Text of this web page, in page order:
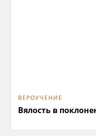
ВЕРОУЧЕНИЕ
Вялость в